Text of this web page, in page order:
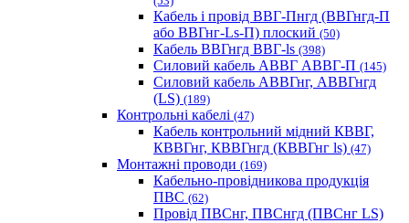
Кабель і провід ВВГ-Пнгд (ВВГнгд-П
або ВВГнг-Ls-П) плоский (50)
Кабель ВВГнгд ВВГ-ls (398)
Силовий кабель АВВГ АВВГ-П (145)
Силовий кабель АВВГнг, АВВГнгд
(LS) (189)
Контрольні кабелі (47)
Кабель контрольний мідний КВВГ,
КВВГнг, КВВГнгд (КВВГнг ls) (47)
Монтажні проводи (169)
Кабельно-провідникова продукція
ПВС (62)
Провід ПВСнг, ПВСнгд (ПВСнг LS)